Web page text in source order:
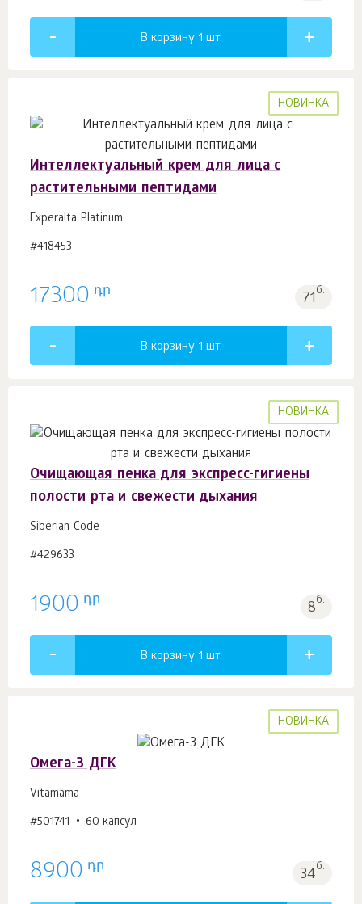
В корзину 1 шт.
НОВИНКА
Интеллектуальный крем для лица с
растительными пептидами
Experalta Platinum
#418453
17300 դր 71б.
В корзину 1 шт.
НОВИНКА
Очищающая пенка для экспресс-гигиены
полости рта и свежести дыхания
Siberian Code
#429633
1900 դր 8б.
В корзину 1 шт.
НОВИНКА
Омега-3 ДГК
Vitamama
#501741 60 капсул
8900 դր 34б.